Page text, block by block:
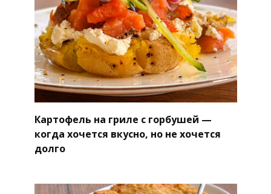
Картофель на гриле с горбушей —
когда хочется вкусно, но не хочется
долго